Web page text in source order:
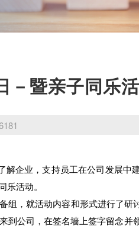
－暨亲子同乐
企业，支持员工在公司发展中
活动。
，就活动内容和形式进行了研
到公司，在签名墙上签字留念并